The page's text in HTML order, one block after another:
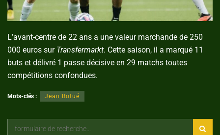
L’avant-centre de 22 ans a une valeur marchande de 250
000 euros sur Transfermarkt. Cette saison, il a marqué 11
buts et délivré 1 passe décisive en 29 matchs toutes
compétitions confondues.
Mots-clés : Jean Botué